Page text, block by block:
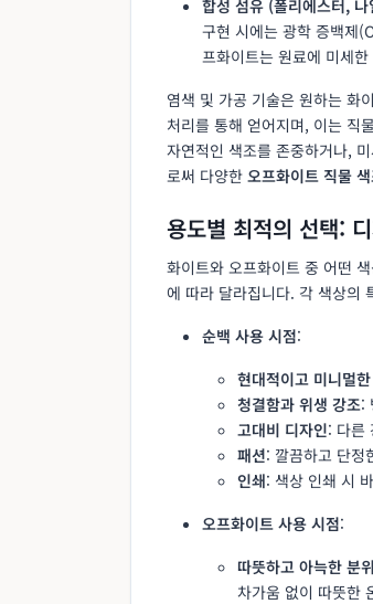
합성 섬유 (폴리에스터, 나
구현 시에는 광학 증백제
프화이트는 원료에 미세
염색 및 가공 기술은 원하는 화
처리를 통해 얻어지며, 이는 직
자연적인 색조를 존중하거나,
로써 다양한 오프화이트 직물
용도별 최적의 선택:
화이트와 오프화이트 중 어떤
에 따라 달라집니다. 각 색상의
순백 사용 시점:
현대적이고 미니멀
청결함과 위생 강조:
고대비 디자인: 다른
패션: 깔끔하고 단정
인쇄: 색상 인쇄 시
오프화이트 사용 시점:
따뜻하고 아늑한 분
차가움 없이 따뜻한